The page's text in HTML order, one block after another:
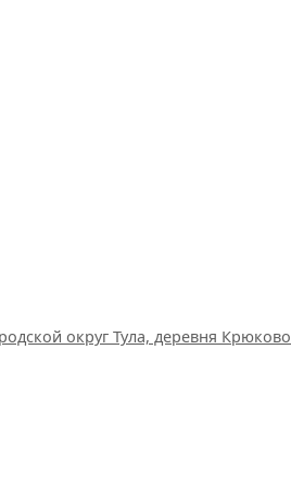
округ Тула, деревня